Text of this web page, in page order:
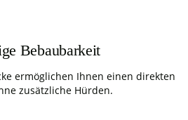
Bebaubarkeit
ermöglichen Ihnen einen direkten
zusätzliche Hürden.